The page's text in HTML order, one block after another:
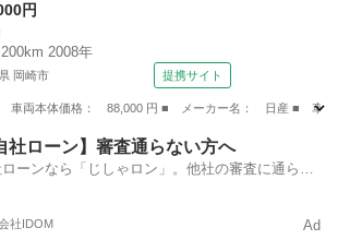
円
2008年
岡崎市 提携サイト
車両本体価格： 88,000 円 ■ メーカー名： 日産 ■
社ローン】審査通らない方へ
ローンなら「じしゃロン」。他社の審査に通らな
社IDOM Ad